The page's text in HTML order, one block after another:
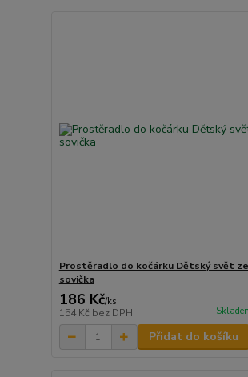
Prostěradlo do kočárku Dětský svět
sovička
186 Kč/ks
154 Kč bez DPH
Přidat do košíku